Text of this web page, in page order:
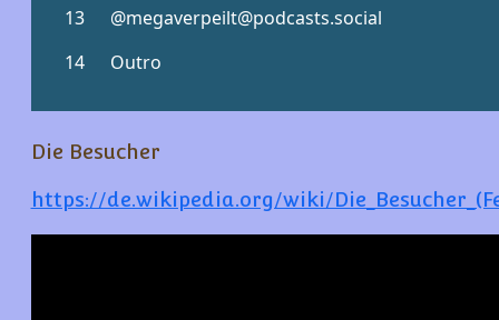
Die Besucher
https://de.wikipedia.org/wiki/